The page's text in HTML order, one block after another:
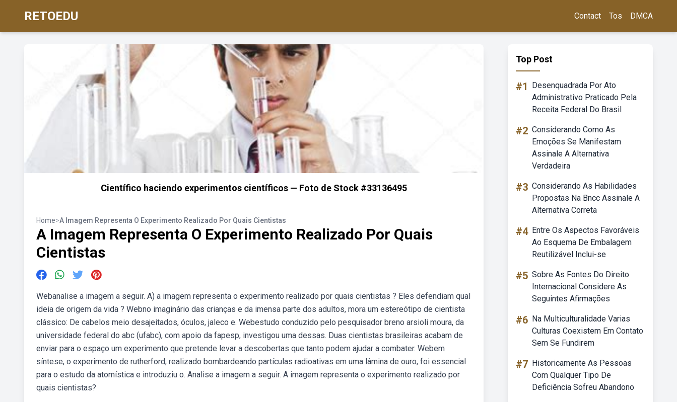
RETOEDU Contact Tos DMCA
Científico haciendo experimentos científicos — Foto de Stock #33136495
Home>A Imagem Representa O Experimento Realizado Por Quais Cientistas
A Imagem Representa O Experimento Realizado Por Quais
Cientistas
Webanalise a imagem a seguir. A) a imagem representa o experimento realizado por quais cientistas ? Eles defendiam qual
ideia de origem da vida ? Webno imaginário das crianças e da imensa parte dos adultos, mora um estereótipo de cientista
clássico: De cabelos meio desajeitados, óculos, jaleco e. Webestudo conduzido pelo pesquisador breno arsioli moura, da
universidade federal do abc (ufabc), com apoio da fapesp, investigou uma dessas. Duas cientistas brasileiras acabam de
enviar para o espaço um experimento que pretende levar a descobertas que tanto podem ajudar a combater. Webem
síntese, o experimento de rutherford, realizado bombardeando partículas radioativas em uma lâmina de ouro, foi essencial
para o estudo da atomística e introduziu o. Analise a imagem a seguir. A imagem representa o experimento realizado por
quais cientistas?
Top Post
#1
Desenquadrada Por Ato
Administrativo Praticado Pela
Receita Federal Do Brasil
#2 Considerando Como As
Emoções Se Manifestam
Assinale A Alternativa
Verdadeira
#3 Considerando As Habilidades
Propostas Na Bncc Assinale A
Alternativa Correta
#4 Entre Os Aspectos Favoráveis
Ao Esquema De Embalagem
Reutilizável Inclui-se
#5 Sobre As Fontes Do Direito
Internacional Considere As
Seguintes Afirmações
#6 Na Multiculturalidade Varias
Culturas Coexistem Em Contato
Sem Se Fundirem
#7 Historicamente As Pessoas
Com Qualquer Tipo De
Deficiência Sofreu Abandono